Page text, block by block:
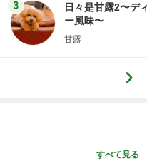
3
日々是甘露2〜デ
ー風味〜
甘露
すべて見る